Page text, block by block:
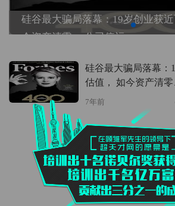
硅谷最大骗局落幕：19岁创业获
今资产清零、 公司停运
硅谷最大骗局落幕：
估值， 如今资产清
7年前